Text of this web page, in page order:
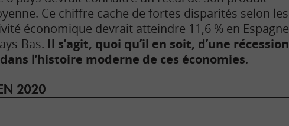
Ce chiffre cache de fortes disparités selon les
économique devrait atteindre 11,6 % en Espagne
Bas. Il s’agit, quoi qu’il en soit, d’une récession
l’histoire moderne de ces économies.